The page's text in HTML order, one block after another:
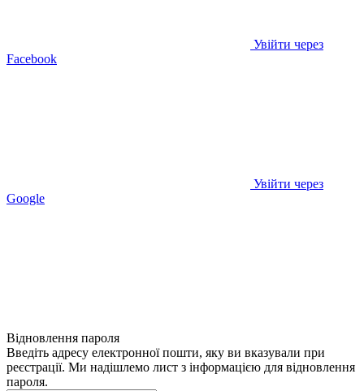
Увійти через
Facebook
Увійти через
Google
Відновлення пароля
Введіть адресу електронної пошти, яку ви вказували при
реєстрації. Ми надішлемо лист з інформацією для відновлення
пароля.